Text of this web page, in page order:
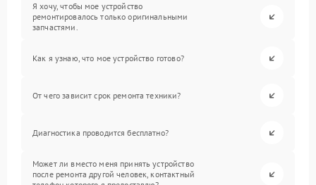
Я хочу, чтобы мое устройство
ремонтировалось только оригинальными
запчастями.
Как я узнаю, что мое устройство готово?
От чего зависит срок ремонта техники?
Диагностика проводится бесплатно?
Может ли вместо меня принять устройство
после ремонта другой человек, контактный